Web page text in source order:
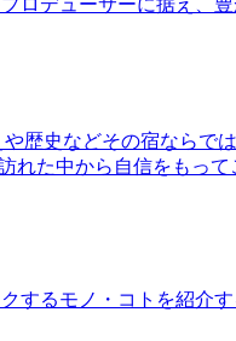
ロデューサーに据え、
歴史などその宿ならで
れた中から自信をもって
するモノ・コトを紹介す